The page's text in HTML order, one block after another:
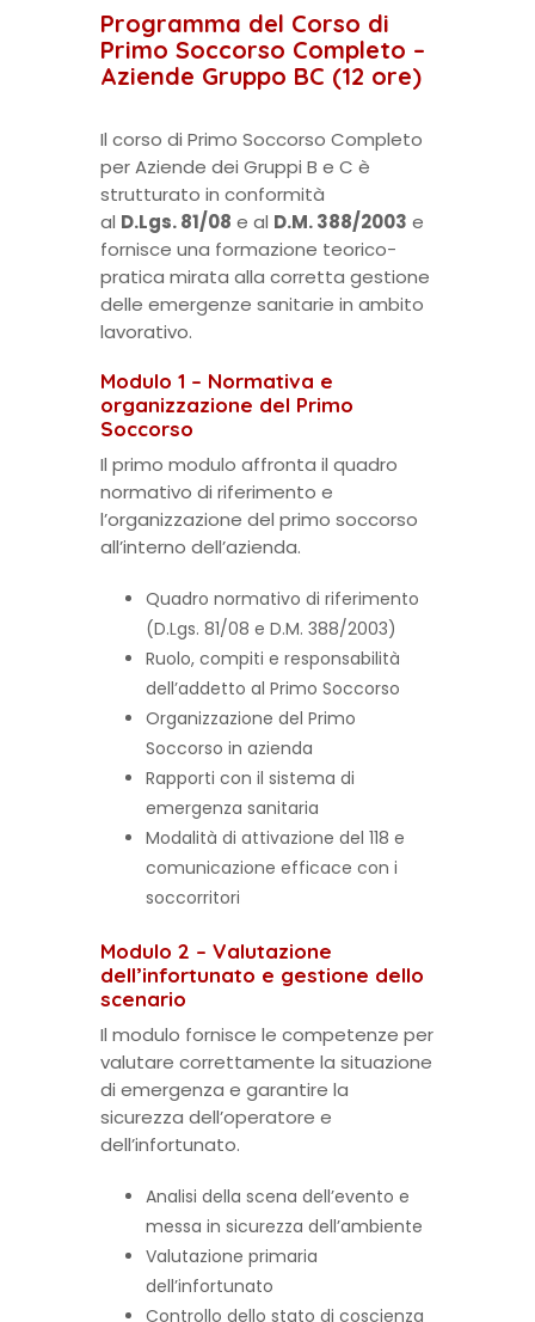
Programma del Corso di
Primo Soccorso Completo –
Aziende Gruppo BC (12 ore)
Il corso di Primo Soccorso Completo
per Aziende dei Gruppi B e C è
strutturato in conformità
al D.Lgs. 81/08 e al D.M. 388/2003 e
fornisce una formazione teorico-
pratica mirata alla corretta gestione
delle emergenze sanitarie in ambito
lavorativo.
Modulo 1 – Normativa e
organizzazione del Primo
Soccorso
Il primo modulo affronta il quadro
normativo di riferimento e
l’organizzazione del primo soccorso
all’interno dell’azienda.
Quadro normativo di riferimento
(D.Lgs. 81/08 e D.M. 388/2003)
Ruolo, compiti e responsabilità
dell’addetto al Primo Soccorso
Organizzazione del Primo
Soccorso in azienda
Rapporti con il sistema di
emergenza sanitaria
Modalità di attivazione del 118 e
comunicazione efficace con i
soccorritori
Modulo 2 – Valutazione
dell’infortunato e gestione dello
scenario
Il modulo fornisce le competenze per
valutare correttamente la situazione
di emergenza e garantire la
sicurezza dell’operatore e
dell’infortunato.
Analisi della scena dell’evento e
messa in sicurezza dell’ambiente
Valutazione primaria
dell’infortunato
Controllo dello stato di coscienza